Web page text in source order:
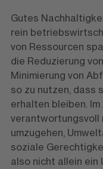
Gutes
rein
von Ressourcen
die Reduzierung
Minimierung von
so zu nutzen, dass
erhalten bleiben.
verantwortungsvoll
umzugehen,
soziale
also nicht allein ein